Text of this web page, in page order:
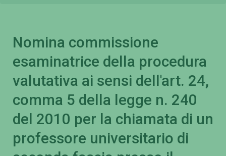
Nomina commissione
esaminatrice della procedura
valutativa ai sensi dell'art. 24,
comma 5 della legge n. 240
del 2010 per la chiamata di un
professore universitario di